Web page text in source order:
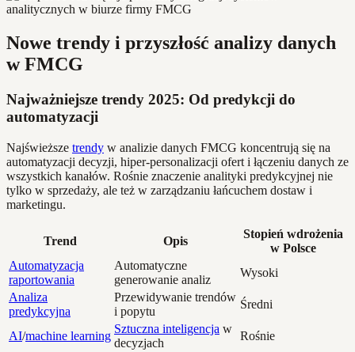
Nowe trendy i przyszłość analizy danych
w FMCG
Najważniejsze trendy 2025: Od predykcji do
automatyzacji
Najświeższe trendy w analizie danych FMCG koncentrują się na
automatyzacji decyzji, hiper-personalizacji ofert i łączeniu danych ze
wszystkich kanałów. Rośnie znaczenie analityki predykcyjnej nie
tylko w sprzedaży, ale też w zarządzaniu łańcuchem dostaw i
marketingu.
Trend Opis
Stopień wdrożenia
w Polsce
Automatyzacja
raportowania
Automatyczne
generowanie analiz
Wysoki
Analiza
predykcyjna
Przewidywanie trendów
i popytu
Średni
AI/machine learning
Sztuczna inteligencja w
decyzjach
Rośnie